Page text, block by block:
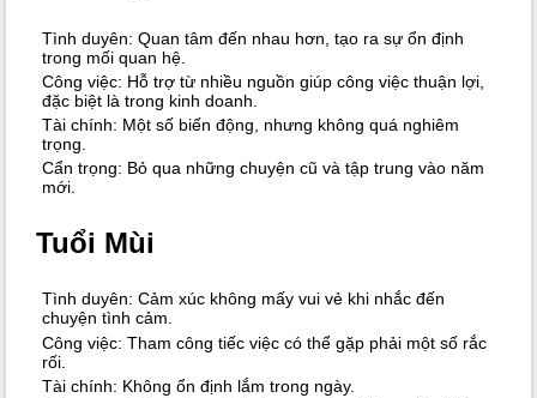
Tình duyên: Quan tâm đến nhau hơn, tạo ra sự ổn định
trong mối quan hệ.
Công việc: Hỗ trợ từ nhiều nguồn giúp công việc thuận lợi,
đặc biệt là trong kinh doanh.
Tài chính: Một số biến động, nhưng không quá nghiêm
trọng.
Cẩn trọng: Bỏ qua những chuyện cũ và tập trung vào năm
mới.
Tuổi Mùi
Tình duyên: Cảm xúc không mấy vui vẻ khi nhắc đến
chuyện tình cảm.
Công việc: Tham công tiếc việc có thể gặp phải một số rắc
rối.
Tài chính: Không ổn định lắm trong ngày.